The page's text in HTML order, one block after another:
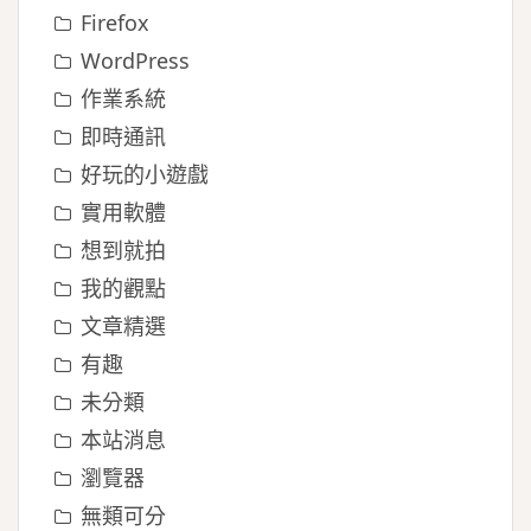
Firefox
WordPress
作業系統
即時通訊
好玩的小遊戲
實用軟體
想到就拍
我的觀點
文章精選
有趣
未分類
本站消息
瀏覽器
無類可分